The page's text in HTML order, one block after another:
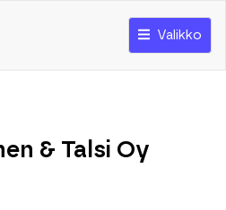
Valikko
& Talsi Oy